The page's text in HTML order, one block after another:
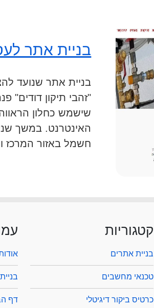
בניית אתר
בניית אתר שנועד
"זהבי תיקון דודים"
שישמש כחלון
האינטרנט. במשך
חשמל באזור המרכז
קטגוריות
בניית אתרים
טכנאי מחשבים
כרטיס ביקור דיגיטלי דף